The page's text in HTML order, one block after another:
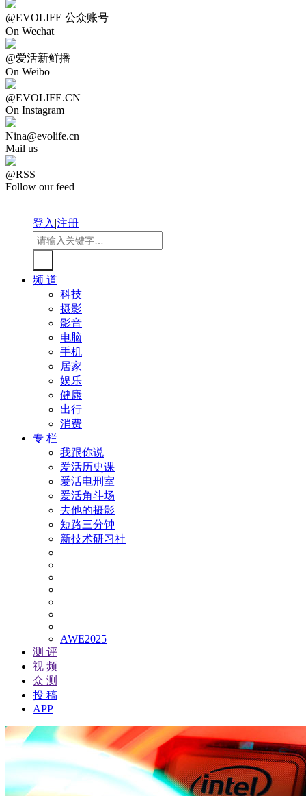
@EVOLIFE 公众账号
On Wechat
@爱活新鲜播
On Weibo
@EVOLIFE.CN
On Instagram
Nina@evolife.cn
Mail us
@RSS
Follow our feed
登入|注册
频 道
科技
摄影
影音
电脑
手机
居家
娱乐
健康
出行
消费
专 栏
我跟你说
爱活历史课
爱活电刑室
爱活角斗场
去他的摄影
短路三分钟
新技术研习社
AWE2025
测 评
视 频
众 测
投 稿
APP